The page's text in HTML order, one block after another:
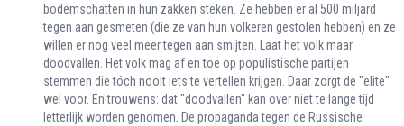
bodemschatten in hun zakken steken. Ze hebben er al 500 miljard
tegen aan gesmeten (die ze van hun volkeren gestolen hebben) en ze
willen er nog veel meer tegen aan smijten. Laat het volk maar
doodvallen. Het volk mag af en toe op populistische partijen
stemmen die tóch nooit iets te vertellen krijgen. Daar zorgt de "elite"
wel voor. En trouwens: dat "doodvallen" kan over niet te lange tijd
letterlijk worden genomen. De propaganda tegen de Russische